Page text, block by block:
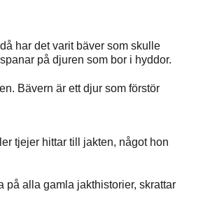
har det varit bäver som skulle
på djuren som bor i hyddor.
Bävern är ett djur som förstör
tjejer hittar till jakten, något hon
på alla gamla jakthistorier, skrattar